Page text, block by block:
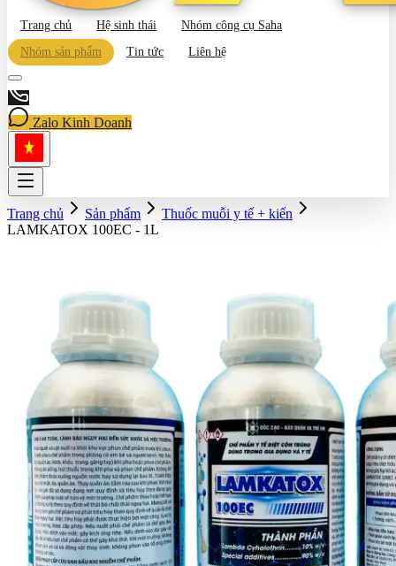
Trang chủ Hệ sinh thái
Nhóm công cụ Saha
Nhóm sản phẩm
Tin tức Liên hệ
Zalo Kinh Doanh
Trang chủ Sản phẩm
Thuốc muỗi y tế + kiến
LAMKATOX 100EC - 1L